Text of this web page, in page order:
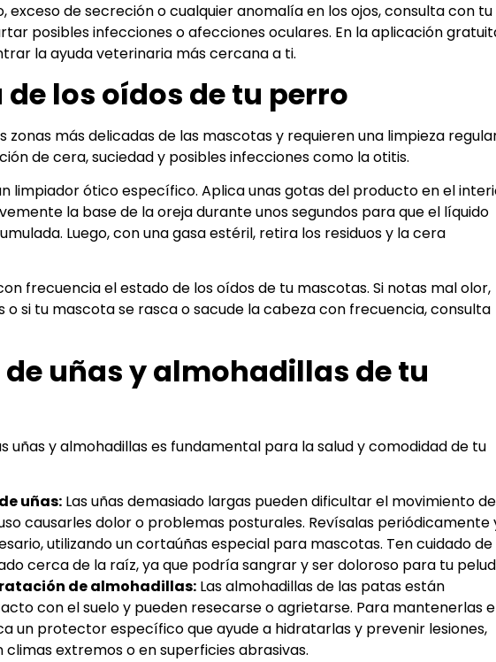
exceso de secreción o cualquier anomalía en los ojos, consulta con tu
posibles infecciones o afecciones oculares. En la aplicación
la ayuda veterinaria más cercana a ti.
de los oídos de tu perro
zonas más delicadas de las mascotas y requieren una limpieza
de cera, suciedad y posibles infecciones como la otitis.
limpiador ótico específico. Aplica unas gotas del producto en el
la base de la oreja durante unos segundos para que el líquido
Luego, con una gasa estéril, retira los residuos y la cera
frecuencia el estado de los oídos de tu mascotas. Si notas mal olor,
o si tu mascota se rasca o sacude la cabeza con frecuencia, consulta
de uñas y almohadillas de tu
uñas y almohadillas es fundamental para la salud y comodidad de tu
uñas: Las uñas demasiado largas pueden dificultar el movimiento de
causarles dolor o problemas posturales. Revísalas periódicamente
utilizando un cortaúñas especial para mascotas. Ten cuidado de
cerca de la raíz, ya que podría sangrar y ser doloroso para tu
de almohadillas: Las almohadillas de las patas están
con el suelo y pueden resecarse o agrietarse. Para mantenerlas
un protector específico que ayude a hidratarlas y prevenir lesiones,
extremos o en superficies abrasivas.